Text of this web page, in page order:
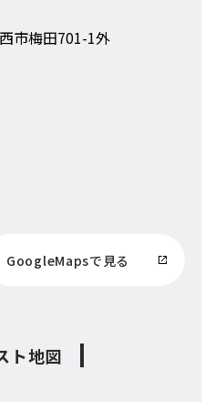
市梅田701-1外
GoogleMapsで見る
ト地図